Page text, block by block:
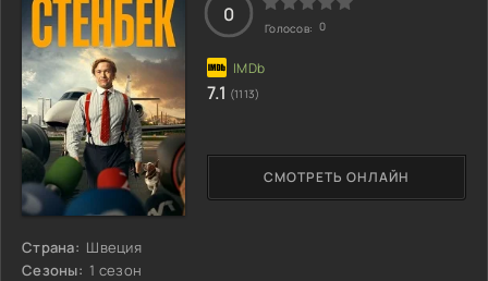
Страна: Швеция
Сезоны: 1 сезон
СМОТРЕТЬ ОНЛАЙН
0
Голосов: 0
7.1 (1113)